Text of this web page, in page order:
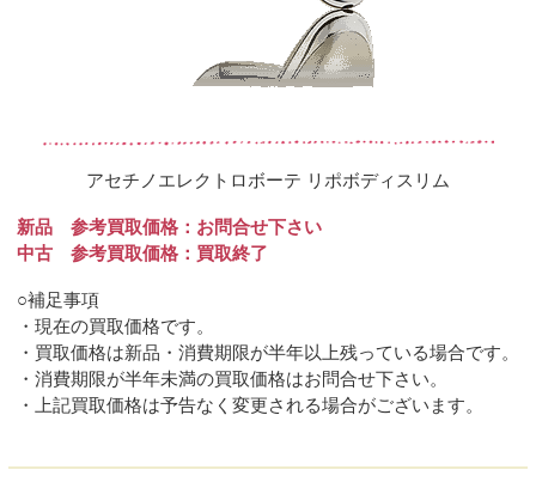
アセチノエレクトロボーテ リポボディスリム
新品 参考買取価格：お問合せ下さい
中古 参考買取価格：買取終了
○補足事項
・現在の買取価格です。
・買取価格は新品・消費期限が半年以上残っている場合です。
・消費期限が半年未満の買取価格はお問合せ下さい。
・上記買取価格は予告なく変更される場合がございます。